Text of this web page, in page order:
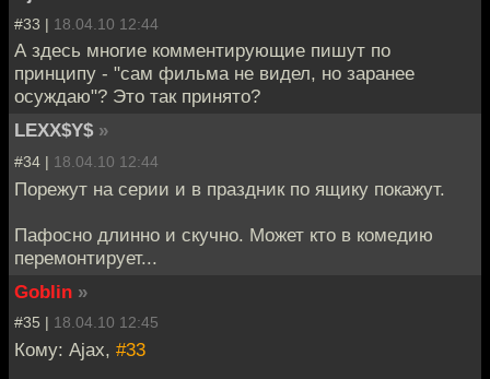
#33 | 18.04.10 12:44
А здесь многие комментирующие пишут по
принципу - "сам фильма не видел, но заранее
осуждаю"? Это так принято?
LEXX$Y$ »
#34 | 18.04.10 12:44
Порежут на серии и в праздник по ящику покажут.
Пафосно длинно и скучно. Может кто в комедию
перемонтирует...
Goblin »
#35 | 18.04.10 12:45
Кому: Ajax, #33